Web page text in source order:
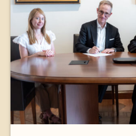
La medaglia di San Benedetto
NEXUS
Archivio OSB.org